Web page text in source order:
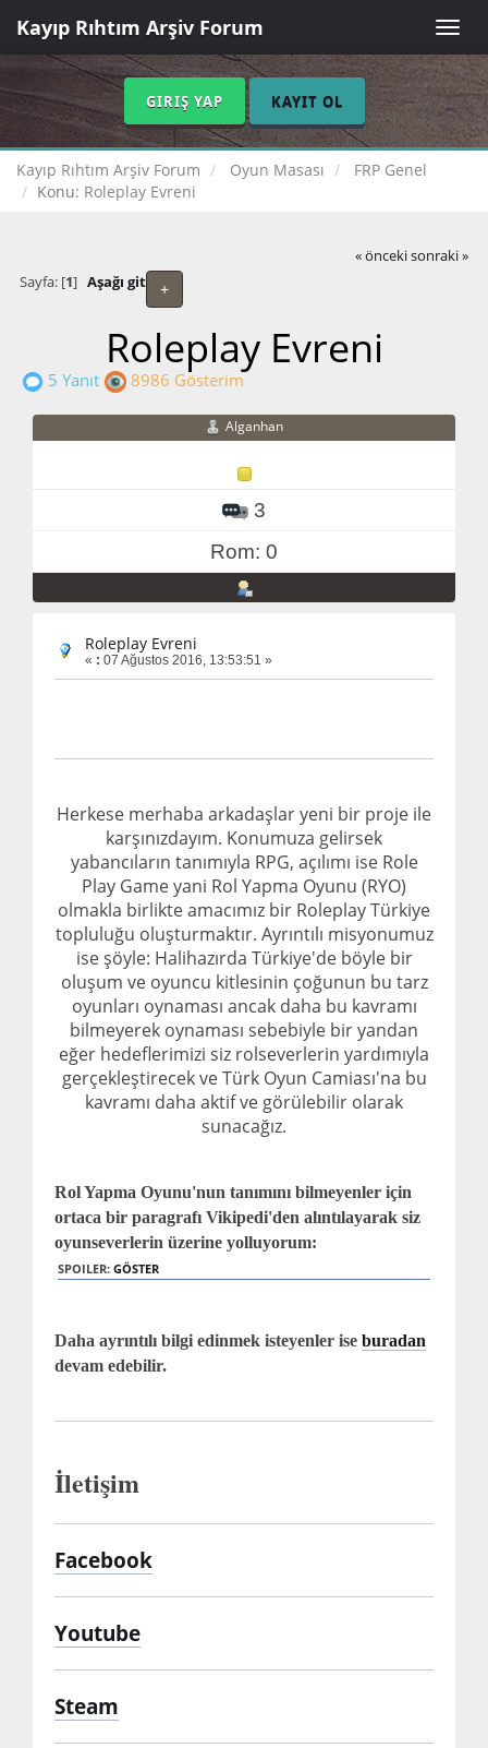
Toggle
Kayıp Rıhtım Arşiv Forum
GIRIŞ YAP KAYIT OL
Kayıp Rıhtım Arşiv Forum Oyun Masası
FRP Genel
Konu: Roleplay Evreni
« önceki sonraki »
+
Sayfa: [1] Aşağı git
Roleplay Evreni
5 Yanıt 8986 Gösterim
Alganhan
3
Rom: 0
Roleplay Evreni
« : 07 Ağustos 2016, 13:53:51 »
Herkese merhaba arkadaşlar yeni bir proje ile
karşınızdayım. Konumuza gelirsek
yabancıların tanımıyla RPG, açılımı ise Role
Play Game yani Rol Yapma Oyunu (RYO)
olmakla birlikte amacımız bir Roleplay Türkiye
topluluğu oluşturmaktır. Ayrıntılı misyonumuz
ise şöyle: Halihazırda Türkiye'de böyle bir
oluşum ve oyuncu kitlesinin çoğunun bu tarz
oyunları oynaması ancak daha bu kavramı
bilmeyerek oynaması sebebiyle bir yandan
eğer hedeflerimizi siz rolseverlerin yardımıyla
gerçekleştirecek ve Türk Oyun Camiası'na bu
kavramı daha aktif ve görülebilir olarak
sunacağız.
Rol Yapma Oyunu'nun tanımını bilmeyenler için
ortaca bir paragrafı Vikipedi'den alıntılayarak siz
oyunseverlerin üzerine yolluyorum:
SPOILER: GÖSTER
Daha ayrıntılı bilgi edinmek isteyenler ise buradan
devam edebilir.
İletişim
Facebook
Youtube
Steam